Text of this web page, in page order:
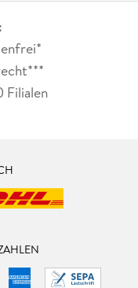
Filialen